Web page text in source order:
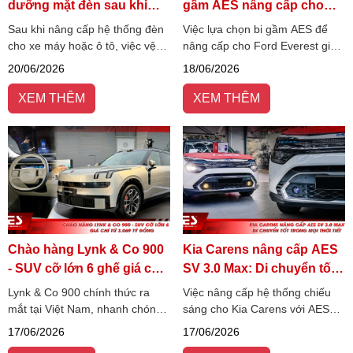
dưỡng mặt đèn sau khi
nâng cấp đúng kỹ thuật
Sau khi nâng cấp hệ thống đèn
cho xe máy hoặc ô tô, việc vệ
sinh và bảo dưỡng mặt đèn
giúp duy trì hiệu suất chiếu
sáng, tăng tuổi thọ đèn.
20/06/2026
XEM THÊM
gầm AES nâng cấp cho
Ford Everest?
Việc lựa chọn bi gầm AES để
nâng cấp cho Ford Everest giúp
cải thiện đáng kể khả năng
và hỗ trợ lái xe an toàn hơn khi
đi đêm hoặc gặp thời tiết xấu.
18/06/2026
XEM THÊM
Chào hàng Lynk & Co 900
- SUV cỡ lớn 6 ghế giá chỉ
từ 3.069 tỷ đồng
Lynk & Co 900 chính thức ra
mắt tại Việt Nam, nhanh chóng
thu hút sự chú ý nhờ định vị
17/06/2026
Kia Carens nâng cấp AES
SV 3.0 Max: Di chuyển tốt
trong mọi thời tiết
Việc nâng cấp hệ thống chiếu
sáng cho Kia Carens với AES
SV 3.0 Max giúp cải thiện rõ rệt
17/06/2026